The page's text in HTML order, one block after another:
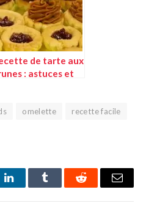
de tarte aux
: astuces et
omelette
recette facile
LinkedInTumblr Reddit
E-